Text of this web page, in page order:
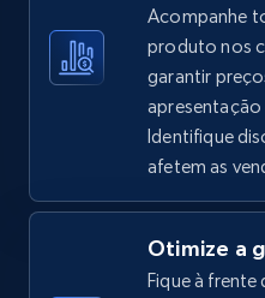
5.4K+ 668+
TikTok Shop - Collect
price, Final price,
Acompanhe
produto nos
garantir
Identifique
afetem as
Otimize a
Fique à